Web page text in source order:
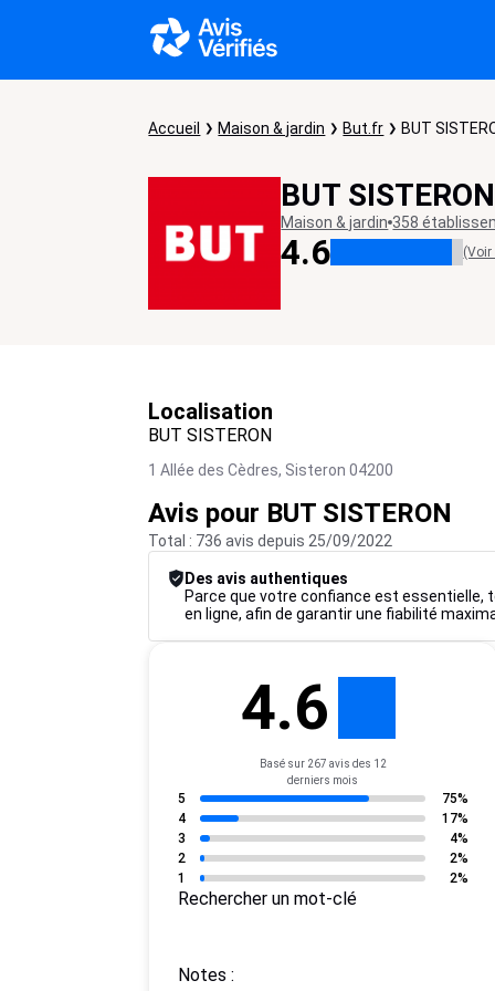
Accueil Maison & jardin But.fr BUT
BUT SISTERON
Maison & jardin 358
4.6 (Voir
Localisation
BUT SISTERON
1 Allée des Cèdres, Sisteron 04200
Avis pour BUT SISTERON
Total : 736 avis depuis 25/09/2022
Des avis authentiques
Parce que votre confiance est essentielle,
en ligne, afin de garantir une fiabilité
4.6
Basé sur 267 avis des 12
derniers mois
5
75%
4
17%
3
4%
2
2%
1
2%
Rechercher un mot-clé
Notes :